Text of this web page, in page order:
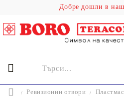
Добре дошли в
Ревизионни отвори